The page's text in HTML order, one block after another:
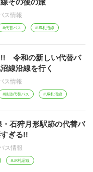
ス情報
#代替バス #JR札沼線
!! 令和の新しい代替バ
線沿線を行く
ス情報
#鉄道代替バス #JR札沼線
石狩月形駅跡の代替バ
ぎる!!
ス情報
#JR札沼線